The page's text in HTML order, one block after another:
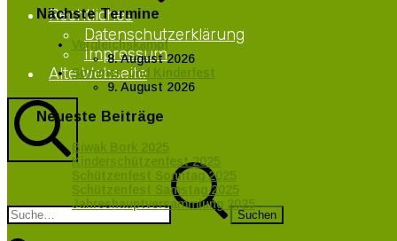
Rechtliches
Datenschutzerklärung
Impressum
Alte Webseite
Suche
Nächste Termine
Vergleichskampf
8. August 2026
Sommer- und Kinderfest
9. August 2026
Neueste Beiträge
Biwak Bork 2025
Kinderschützenfest 2025
Schützenfest Sonntag 2025
Schützenfest Samstag 2025
Jahreshauptversammlung 2025